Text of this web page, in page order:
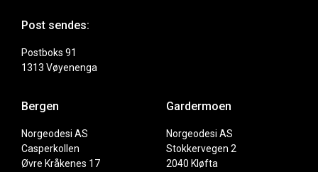
Post sendes:
Postboks 91
1313 Vøyenenga
Bergen
Norgeodesi AS
Casperkollen
Øvre Kråkenes 17
Gardermoen
Norgeodesi AS
Stokkervegen 2
2040 Kløfta